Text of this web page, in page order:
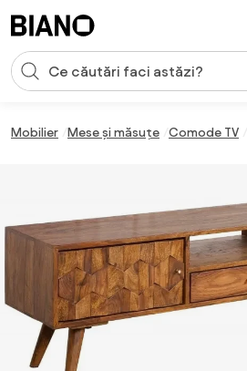
Introducerea căutării
Mobilier Mese și măsuțe Comode TV